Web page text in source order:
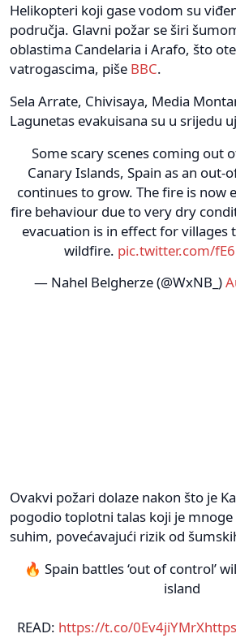
Helikopteri koji gase vodom su
područja. Glavni požar se širi
oblastima Candelaria i Arafo, što
vatrogascima, piše BBC.
Sela Arrate, Chivisaya, Media
Lagunetas evakuisana su u srijedu
Some scary scenes coming out
Canary Islands, Spain as an
continues to grow. The fire is now
fire behaviour due to very dry
evacuation is in effect for villages
wildfire. pic.twitter.com/
— Nahel Belgherze (@WxNB_)
Ovakvi požari dolaze nakon što je
pogodio toplotni talas koji je
suhim, povećavajući rizik od
🔥 Spain battles ‘out of control’
island
READ: https://t.co/0Ev4jiYMrX